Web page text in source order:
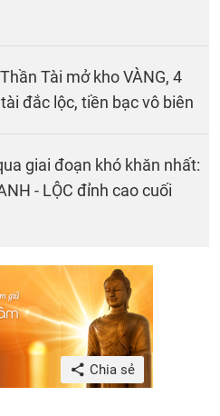
Tài mở kho VÀNG, 4
đắc lộc, tiền bạc vô biên
giai đoạn khó khăn nhất:
- LỘC đỉnh cao cuối
Chia sẻ